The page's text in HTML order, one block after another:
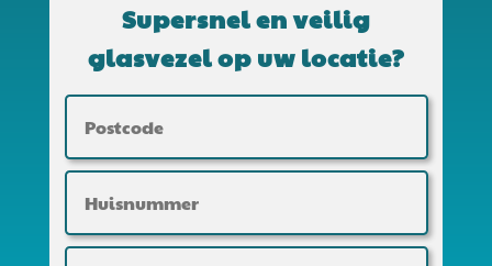
Supersnel en veilig
glasvezel op uw locatie?